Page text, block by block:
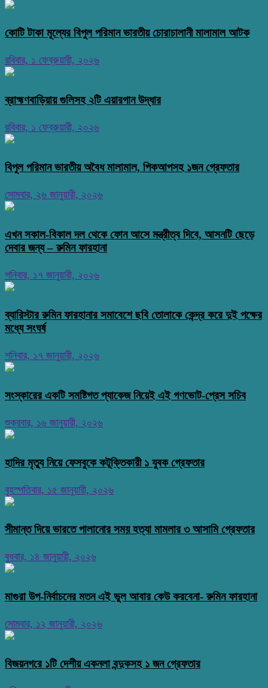
কোটি টাকা মূল্যের বিপুল পরিমান ভারতীয় চোরাচালানী মালামাল আটক
রবিবার, ১ ফেব্রুয়ারী, ২০২৬
ব্রাহ্মণবাড়িয়ায় গুলিসহ ২টি এয়ারগান উদ্ধার
রবিবার, ১ ফেব্রুয়ারী, ২০২৬
বিপুল পরিমান ভারতীয় অবৈধ মালামাল, পিকআপসহ ১জন গ্রেফতার
সোমবার, ২৬ জানুয়ারী, ২০২৬
এখন সকাল-বিকাল দল থেকে ফোন আসে মন্ত্রীত্ব দিবে, আসনটি ছেড়ে
দেবার জন্য – রুমিন ফারহানা
শনিবার, ১৭ জানুয়ারী, ২০২৬
ব্যারিস্টার রুমিন ফারহানার সমাবেশে ছবি তোলাকে কেন্দ্র করে দুই পক্ষের
মধ্যে সংঘর্ষ
শনিবার, ১৭ জানুয়ারী, ২০২৬
সংস্কারের একটি সমষ্টিগত প্যাকেজ নিয়েই এই গণভোট-প্রেস সচিব
শুক্রবার, ১৬ জানুয়ারী, ২০২৬
হাদির মৃত্যু নিয়ে ফেসবুকে কটূক্তিকারী ১ যুবক গ্রেফতার
বৃহস্পতিবার, ১৫ জানুয়ারী, ২০২৬
সীমান্ত দিয়ে ভারতে পালানোর সময় হত্যা মামলার ৩ আসামি গ্রেফতার
বুধবার, ১৪ জানুয়ারী, ২০২৬
মাগুরা উপ-নির্বাচনের মতন এই ভুল আবার কেউ করবেনা- রুমিন ফারহানা
সোমবার, ১২ জানুয়ারী, ২০২৬
বিজয়নগরে ১টি দেশীয় একনলা বন্দুকসহ ১ জন গ্রেফতার